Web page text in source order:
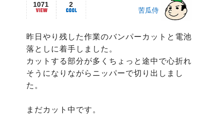
1071 2
苦瓜侍
昨日やり残した作業のバンパーカットと電池
落としに着手しました。
カットする部分が多くちょっと途中で心折れ
そうになりながらニッパーで切り出しまし
た。